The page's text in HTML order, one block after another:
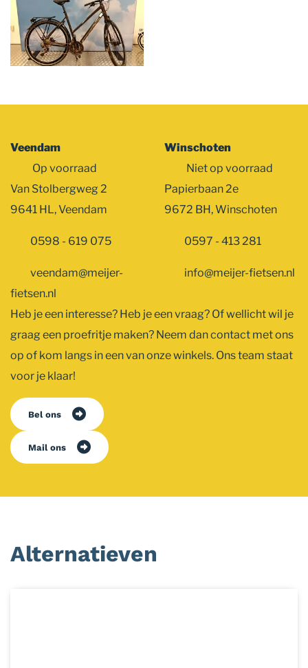
Veendam
Op voorraad
Van Stolbergweg 2
9641 HL, Veendam
0598 - 619 075
veendam@meijer-
fietsen.nl
Winschoten
Niet op voorraad
Papierbaan 2e
9672 BH, Winschoten
0597 - 413 281
info@meijer-fietsen.nl
Heb je een interesse? Heb je een vraag? Of wellicht wil je
graag een proefritje maken? Neem dan contact met ons
op of kom langs in een van onze winkels. Ons team staat
voor je klaar!
Bel ons
Mail ons
Alternatieven